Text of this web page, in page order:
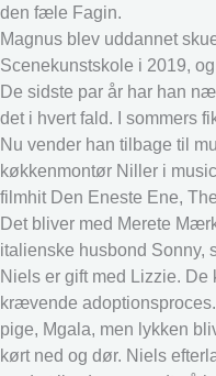
den fæle Fagin.
Magnus blev uddannet
Scenekunstskole i 2019,
De sidste par år har han
det i hvert fald. I sommers
Nu vender han tilbage til
køkkenmontør Niller i
filmhit Den Eneste Ene,
Det bliver med Merete
italienske husbond Sonny,
Niels er gift med Lizzie. De
krævende
pige, Mgala, men lykken
kørt ned og dør. Niels